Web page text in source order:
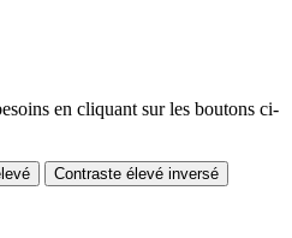
en cliquant sur les boutons ci-
Contraste élevé inversé